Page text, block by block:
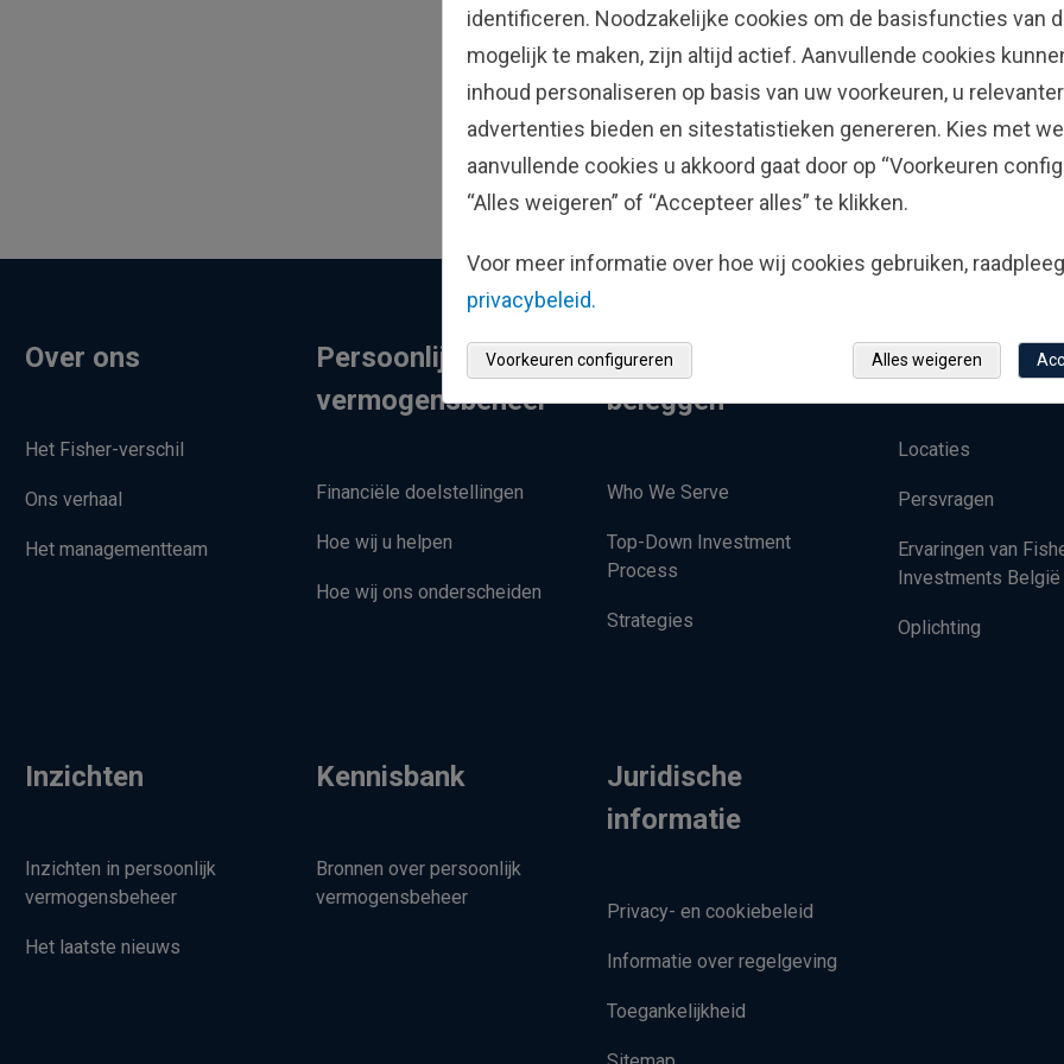
Over ons
Het Fisher-verschil
Ons verhaal
Het managementteam
Persoonlijk
vermogensbeheer
Financiële doelstellingen
Hoe wij u helpen
Hoe wij ons onderscheiden
Institutioneel
beleggen
Who We Serve
Top-Down Investment
Process
Strategies
Contacteer
Locaties
Persvragen
Ervaringen van
Investments België
Oplichting
Inzichten
Inzichten in persoonlijk
vermogensbeheer
Het laatste nieuws
Kennisbank
Bronnen over persoonlijk
vermogensbeheer
Juridische
informatie
Privacy- en cookiebeleid
Informatie over regelgeving
Toegankelijkheid
identificeren. Noodzakelijke cookies om de basisfuncties van
mogelijk te maken, zijn altijd actief. Aanvullende cookies
inhoud personaliseren op basis van uw voorkeuren, u
advertenties bieden en sitestatistieken genereren. Kies met
aanvullende cookies u akkoord gaat door op “Voorkeuren
“Alles weigeren” of “Accepteer alles” te klikken.
Voor meer informatie over hoe wij cookies gebruiken,
privacybeleid.
Alles weigeren
Voorkeuren configureren